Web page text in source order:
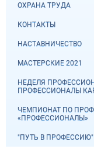
ОХРАНА ТРУДА
КОНТАКТЫ
НАСТАВНИЧЕСТВО
МАСТЕРСКИЕ 2021
НЕДЕЛЯ
ПРОФЕССИОНАЛЫ
ЧЕМПИОНАТ ПО
«ПРОФЕССИОНАЛЫ»
"ПУТЬ В ПРОФЕССИЮ"